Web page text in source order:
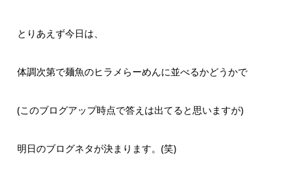
とりあえず今日は、
体調次第で麺魚のヒラメらーめんに並べるかどうかで
(このブログアップ時点で答えは出てると思いますが)
明日のブログネタが決まります。(笑)